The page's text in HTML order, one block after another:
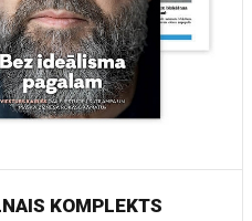
KOMPLEKTS